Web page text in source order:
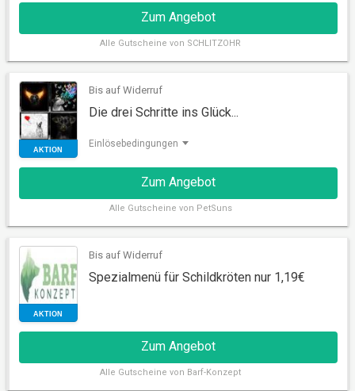
Zum Angebot
Alle Gutscheine von SCHLITZOHR
Bis auf Widerruf
Die drei Schritte ins Glück...
Einlösebedingungen
Zum Angebot
Alle Gutscheine von PetSuns
Bis auf Widerruf
Spezialmenü für Schildkröten nur 1,19€
Zum Angebot
Alle Gutscheine von Barf-Konzept